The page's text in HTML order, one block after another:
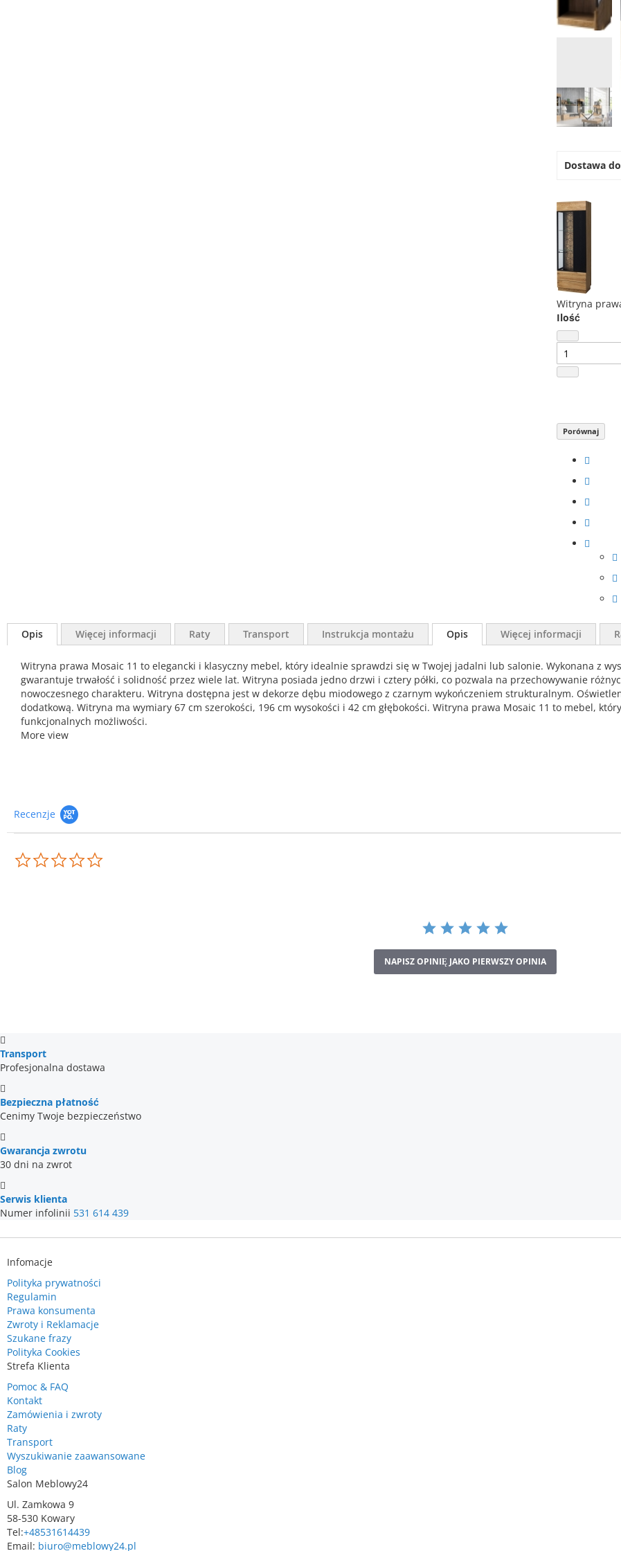
początek
Dostawa do
Witryna
Ilość
Porównaj
Opis Więcej informacji Raty Transport Instrukcja montażu Opis
Witryna prawa Mosaic 11 to elegancki i klasyczny mebel, który idealnie sprawdzi się w Twojej jadalni lub salonie. Wykonana z
gwarantuje trwałość i solidność przez wiele lat. Witryna posiada jedno drzwi i cztery półki, co pozwala na przechowywanie
nowoczesnego charakteru. Witryna dostępna jest w dekorze dębu miodowego z czarnym wykończeniem strukturalnym.
dodatkową. Witryna ma wymiary 67 cm szerokości, 196 cm wysokości i 42 cm głębokości. Witryna prawa Mosaic 11 to mebel,
funkcjonalnych możliwości.
More view
Więcej informacji
Recenzje
NAPISZ OPINIĘ JAKO PIERWSZY OPINIA
Transport
Profesjonalna dostawa
Bezpieczna płatność
Cenimy Twoje bezpieczeństwo
Gwarancja zwrotu
30 dni na zwrot
Serwis klienta
Numer infolinii 531 614 439
Infomacje
Polityka prywatności
Regulamin
Prawa konsumenta
Zwroty i Reklamacje
Szukane frazy
Polityka Cookies
Strefa Klienta
Pomoc & FAQ
Kontakt
Zamówienia i zwroty
Raty
Transport
Wyszukiwanie zaawansowane
Blog
Salon Meblowy24
Ul. Zamkowa 9
58-530 Kowary
Tel:+48531614439
Email: biuro@meblowy24.pl